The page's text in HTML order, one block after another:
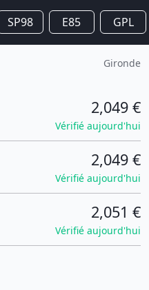
SP98 E85 GPL
Gironde
2,049 €
Vérifié aujourd'hui
2,049 €
Vérifié aujourd'hui
2,051 €
Vérifié aujourd'hui